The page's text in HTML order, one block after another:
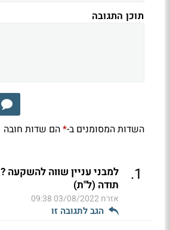
תוכן התגובה
השדות המסומנים ב-*הם שדות חובה
1
.
למבני עניין שווה להשקעה ?
תודה (ל"ת)
אזרח03/08/2022 09:38
הגב לתגובה זו